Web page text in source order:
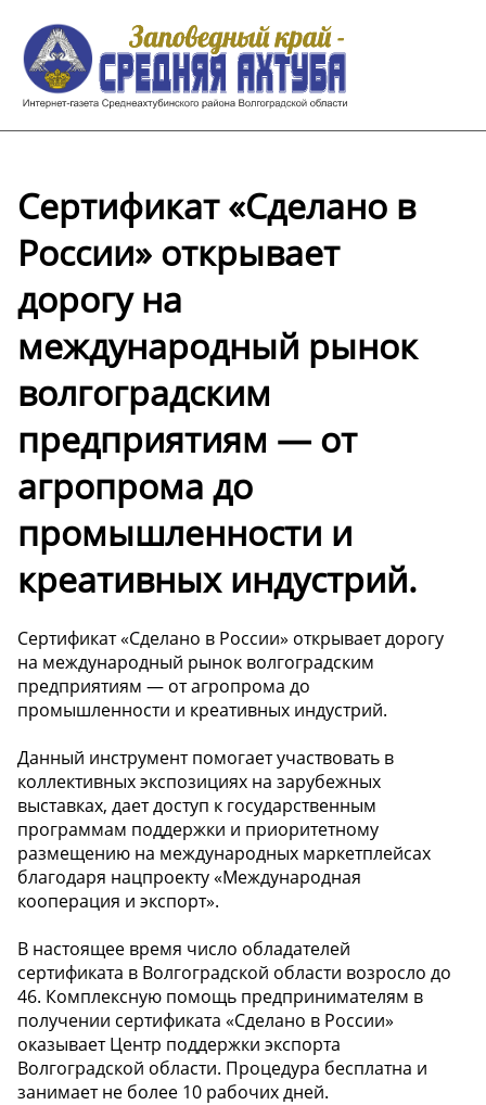
Сертификат «Сделано в
России» открывает
дорогу на
международный рынок
волгоградским
предприятиям — от
агропрома до
промышленности и
креативных индустрий.
Сертификат «Сделано в России» открывает дорогу
на международный рынок волгоградским
предприятиям — от агропрома до
промышленности и креативных индустрий.
Данный инструмент помогает участвовать в
коллективных экспозициях на зарубежных
выставках, дает доступ к государственным
программам поддержки и приоритетному
размещению на международных маркетплейсах
благодаря нацпроекту «Международная
кооперация и экспорт».
В настоящее время число обладателей
сертификата в Волгоградской области возросло до
46. Комплексную помощь предпринимателям в
получении сертификата «Сделано в России»
оказывает Центр поддержки экспорта
Волгоградской области. Процедура бесплатна и
занимает не более 10 рабочих дней.